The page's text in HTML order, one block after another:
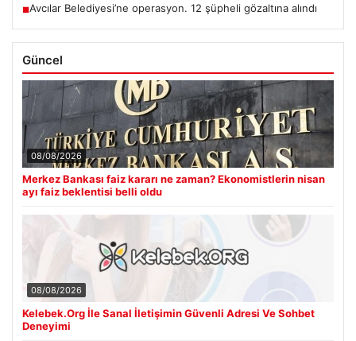
■Avcılar Belediyesi’ne operasyon. 12 şüpheli gözaltına alındı
Güncel
08/08/2026
Merkez Bankası faiz kararı ne zaman? Ekonomistlerin nisan
ayı faiz beklentisi belli oldu
08/08/2026
Kelebek.Org İle Sanal İletişimin Güvenli Adresi Ve Sohbet
Deneyimi